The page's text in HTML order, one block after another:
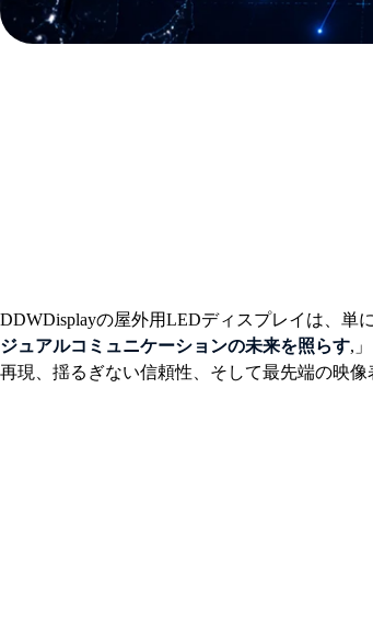
DDWDisplayの屋外用LEDディスプレイは、単
ジュアルコミュニケーションの未来を照らす,
再現、揺るぎない信頼性、そして最先端の映